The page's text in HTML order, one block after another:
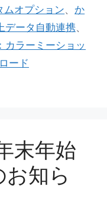
ムオプション、 か
データ自動連携、
ラーミーショッ
ード
末年始
知ら